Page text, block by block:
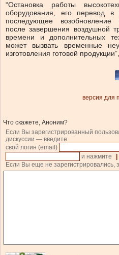
“Остановка работы
оборудования, его перевод
последующее возобновление
после завершения воздушной
времени и дополнительных
может вызвать временные
изготовления готовой
версия для
Что скажете, Аноним?
Если Вы зарегистрированный
дискуссии — введите
свой логин (email)
и нажмите
Если Вы еще не зарегистрировались,